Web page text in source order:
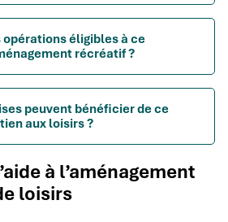
éligibles à ce
récréatif ?
peuvent bénéficier de ce
aux loisirs ?
à l’aménagement
loisirs